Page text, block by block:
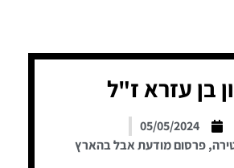
בן עזרא ז"ל
05/05/2024
,פרסום מודעת אבל בהארץ